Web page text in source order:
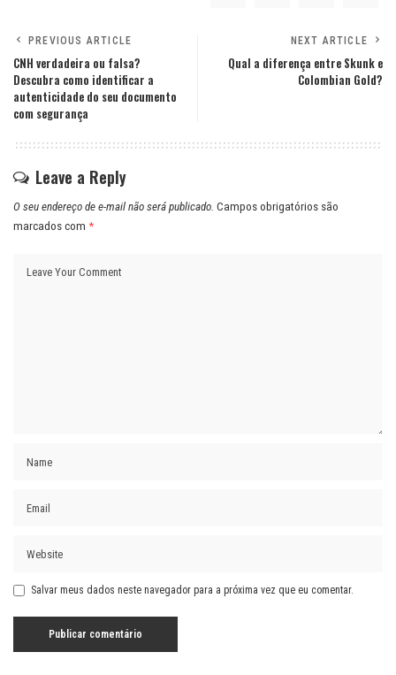
PREVIOUS ARTICLE
CNH verdadeira ou falsa?
Descubra como identificar a
autenticidade do seu documento
com segurança
NEXT ARTICLE
Qual a diferença entre Skunk e
Colombian Gold?
Leave a Reply
O seu endereço de e-mail não será publicado. Campos obrigatórios são
marcados com *
Salvar meus dados neste navegador para a próxima vez que eu comentar.